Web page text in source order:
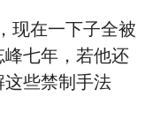
在一下子全被
七年，若他还
些禁制手法